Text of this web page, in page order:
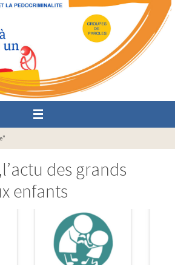
des grands
enfants